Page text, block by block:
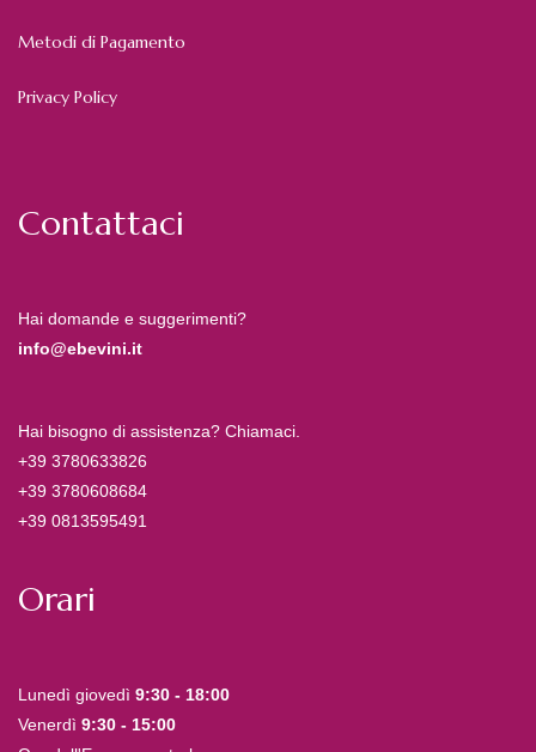
Metodi di Pagamento
Privacy Policy
Contattaci
Hai domande e suggerimenti?
info@ebevini.it
Hai bisogno di assistenza? Chiamaci.
+39 3780633826
+39 3780608684
+39 0813595491
Orari
Lunedì giovedì 9:30 - 18:00
Venerdì 9:30 - 15:00